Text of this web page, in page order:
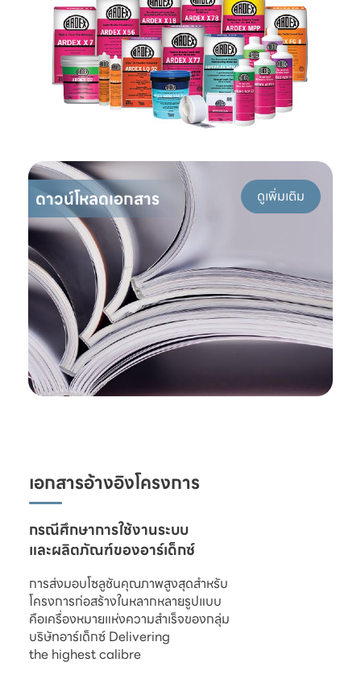
ดาวน์โหลดเอกสาร ดูเพิ่มเติม
เอกสารอ้างอิงโครงการ
และผลิตภัณฑ์ของอาร์เด็กซ์
การส่งมอบโซลูชันคุณภาพสูงสุดสำหรับ
โครงการก่อสร้างในหลากหลายรูปแบบ
คือเครื่องหมายแห่งความสำเร็จของกลุ่ม
บริษัทอาร์เด็กซ์ Delivering